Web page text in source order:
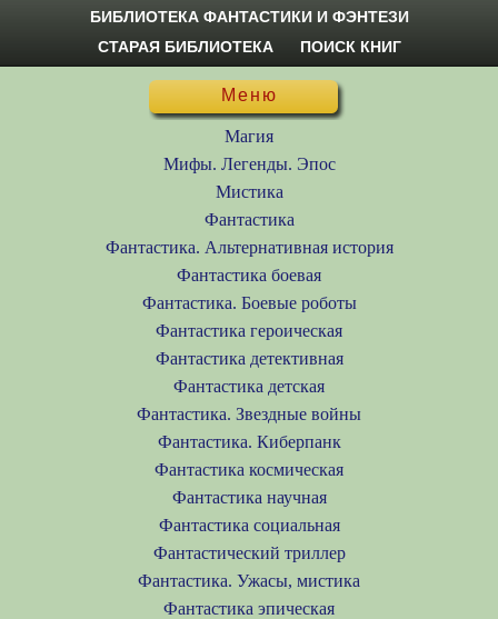
БИБЛИОТЕКА ФАНТАСТИКИ И ФЭНТЕЗИ
СТАРАЯ БИБЛИОТЕКА
ПОИСК КНИГ
Меню
Магия
Мифы. Легенды. Эпос
Мистика
Фантастика
Фантастика. Альтернативная история
Фантастика боевая
Фантастика. Боевые роботы
Фантастика героическая
Фантастика детективная
Фантастика детская
Фантастика. Звездные войны
Фантастика. Киберпанк
Фантастика космическая
Фантастика научная
Фантастика социальная
Фантастический триллер
Фантастика. Ужасы, мистика
Фантастика эпическая